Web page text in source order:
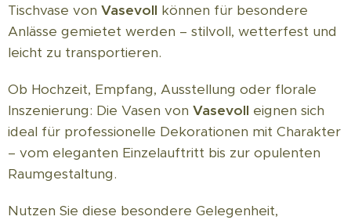
Tischvase von Vasevoll können für besondere
Anlässe gemietet werden – stilvoll, wetterfest und
leicht zu transportieren.
Ob Hochzeit, Empfang, Ausstellung oder florale
Inszenierung: Die Vasen von Vasevoll eignen sich
ideal für professionelle Dekorationen mit Charakter
– vom eleganten Einzelauftritt bis zur opulenten
Raumgestaltung.
Nutzen Sie diese besondere Gelegenheit,